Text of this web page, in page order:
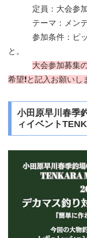
定員：大会参加
テーマ：メンデ
参加条件：ピック
と。
大会参加募集
希望❗と記入お願いし
小田原早川春季
ィイベント